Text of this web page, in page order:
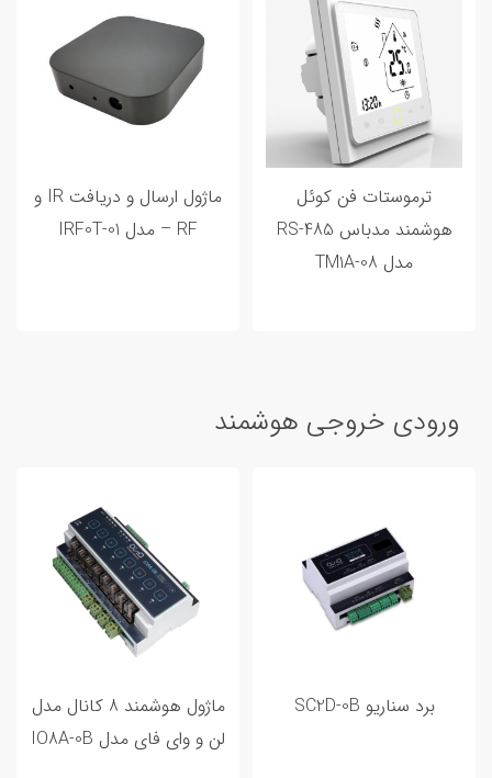
ترموستات فن کوئل
هوشمند مدباس RS-485
مدل TM1A-08
ماژول ارسال و دریافت IR و
RF – مدل IRF0T-01
ورودی خروجی هوشمند
برد سناریو SC2D-0B
ماژول هوشمند 8 کانال مدل
لن و وای فای مدل IO8A-0B
20 اردیبهشت 1402
0 تا 100 خانه هوشمند و مراحل هوشمند
سازی خانه شما